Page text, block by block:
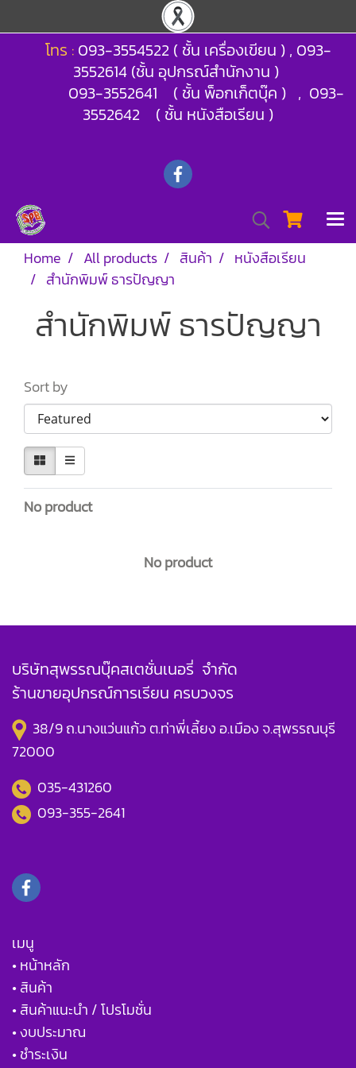
โทร : 093-3554522 ( ชั้น เครื่องเขียน ) , 093-
3552614 (ชั้น อุปกรณ์สำนักงาน )
093-3552641 ( ชั้น พ็อกเก็ตบุ๊ค ) , 093-
3552642 ( ชั้น หนังสือเรียน )
Home All products สินค้า
หนังสือเรียน
สำนักพิมพ์ ธารปัญญา
สำนักพิมพ์ ธารปัญญา
Sort by
No product
No product
บริษัทสุพรรณบุ๊คสเตชั่นเนอรี่ จำกัด
ร้านขายอุปกรณ์การเรียน ครบวงจร
38/9 ถ.นางแว่นแก้ว ต.ท่าพี่เลี้ยง อ.เมือง จ.สุพรรณบุรี
72000
035-431260
093-355-2641
เมนู
• หน้าหลัก
• สินค้า
• สินค้าแนะนำ / โปรโมชั่น
• งบประมาณ
• ชำระเงิน